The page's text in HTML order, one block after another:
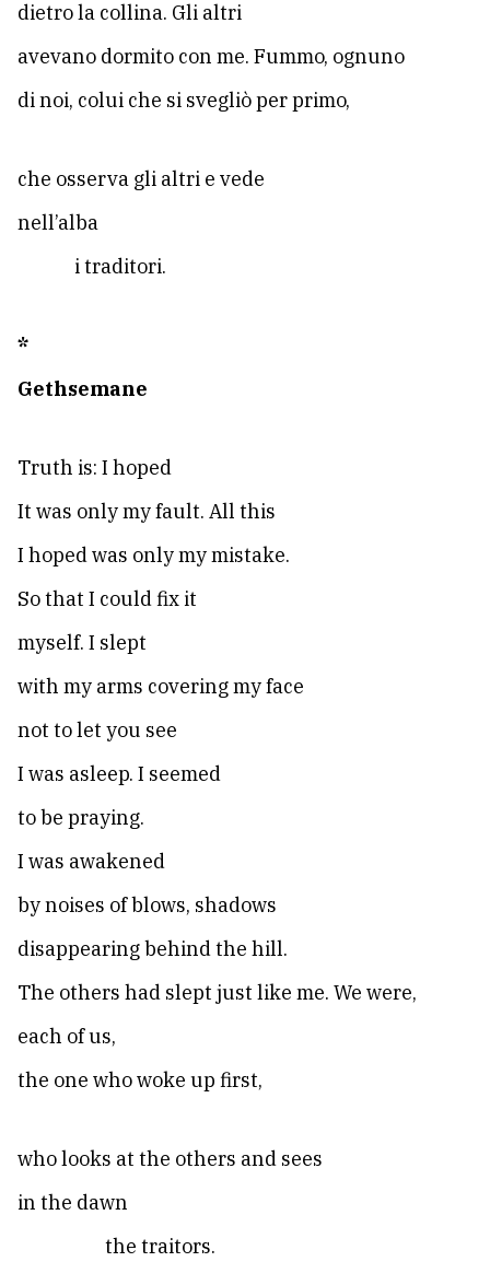
dietro la collina. Gli altri
avevano dormito con me. Fummo, ognuno
di noi, colui che si svegliò per primo,
che osserva gli altri e vede
nell’alba
i traditori.
*
Gethsemane
Truth is: I hoped
It was only my fault. All this
I hoped was only my mistake.
So that I could fix it
myself. I slept
with my arms covering my face
not to let you see
I was asleep. I seemed
to be praying.
I was awakened
by noises of blows, shadows
disappearing behind the hill.
The others had slept just like me. We were,
each of us,
the one who woke up first,
who looks at the others and sees
in the dawn
the traitors.